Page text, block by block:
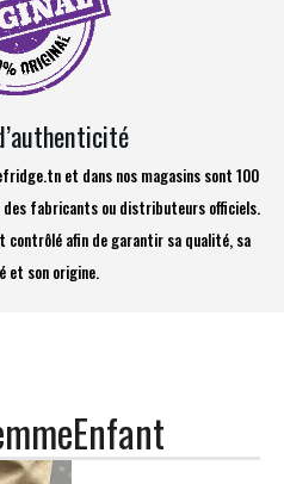
et dans nos magasins sont 100
fabricants ou distributeurs officiels.
contrôlé afin de garantir sa qualité, sa
et son origine.
Enfant